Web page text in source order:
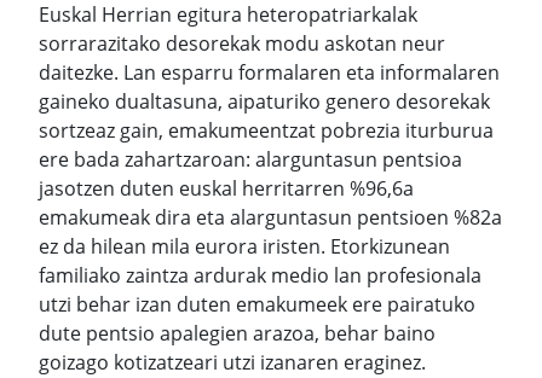
Euskal Herrian egitura heteropatriarkalak
sorrarazitako desorekak modu askotan neur
daitezke. Lan esparru formalaren eta informalaren
gaineko dualtasuna, aipaturiko genero desorekak
sortzeaz gain, emakumeentzat pobrezia iturburua
ere bada zahartzaroan: alarguntasun pentsioa
jasotzen duten euskal herritarren %96,6a
emakumeak dira eta alarguntasun pentsioen %82a
ez da hilean mila eurora iristen. Etorkizunean
familiako zaintza ardurak medio lan profesionala
utzi behar izan duten emakumeek ere pairatuko
dute pentsio apalegien arazoa, behar baino
goizago kotizatzeari utzi izanaren eraginez.